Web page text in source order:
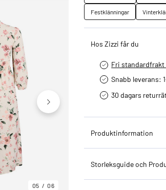
05 06
Festklänningar
Hos Zizzi får du
Fri standardfrakt
Snabb leverans:
30 dagars
Produktinformation
Storleksguide och